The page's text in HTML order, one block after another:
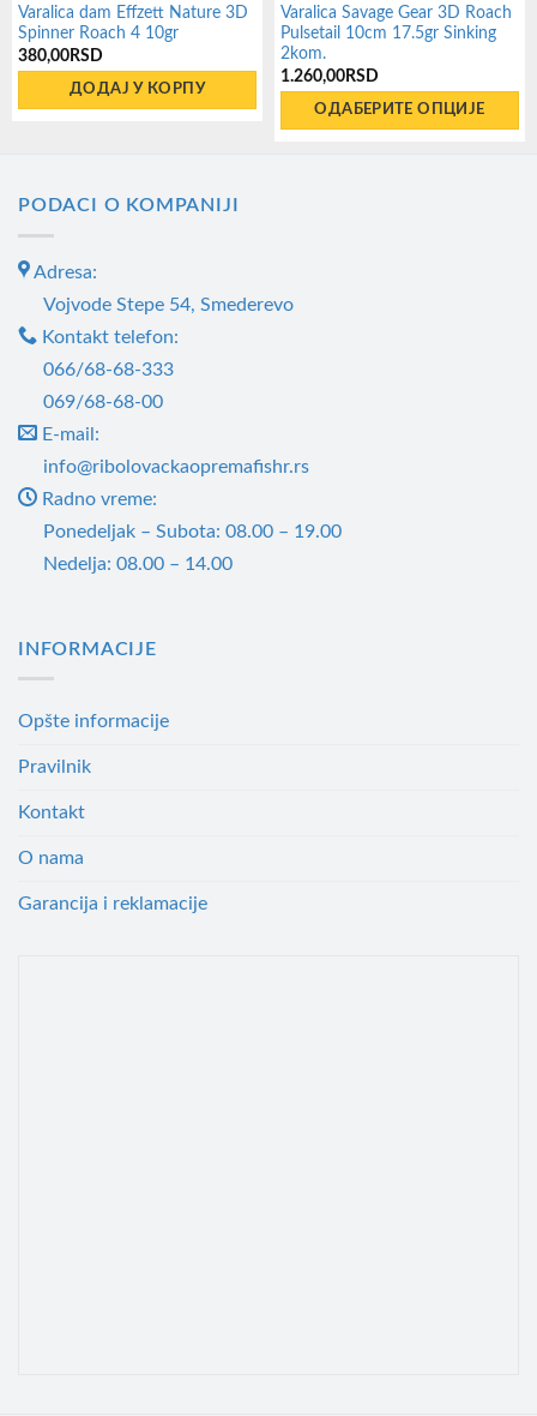
Varalica dam Effzett Nature 3D
Spinner Roach 4 10gr
380,00 RSD
ДОДАЈ У КОРПУ
Varalica Savage Gear 3D Roach
Pulsetail 10cm 17.5gr Sinking
2kom.
1.260,00 RSD
ОДАБЕРИТЕ ОПЦИЈЕ
производа.
PODACI O KOMPANIJI
Adresa:
Vojvode Stepe 54, Smederevo
Kontakt telefon:
066/68-68-333
069/68-68-00
E-mail:
info@ribolovackaopremafishr.rs
Radno vreme:
Ponedeljak – Subota: 08.00 – 19.00
Nedelja: 08.00 – 14.00
INFORMACIJE
Opšte informacije
Pravilnik
Kontakt
O nama
Garancija i reklamacije